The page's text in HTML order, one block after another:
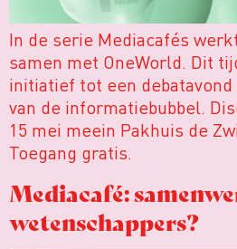
In de serie Mediacafés
samen met OneWorld. Dit
initiatief tot een
van de informatiebubbel.
15 mei meein Pakhuis de
Toegang gratis.
Mediacafé:
wetenschappers?